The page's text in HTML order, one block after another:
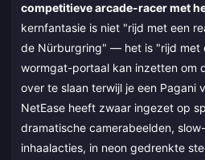
competitieve arcade-racer met
kernfantasie is niet "rijd met een
de Nürburgring" — het is "rijd met
wormgat-portaal kan inzetten om
over te slaan terwijl je een Pagani
NetEase heeft zwaar ingezet op
dramatische camerabeelden,
inhaalacties, in neon gedrenkte